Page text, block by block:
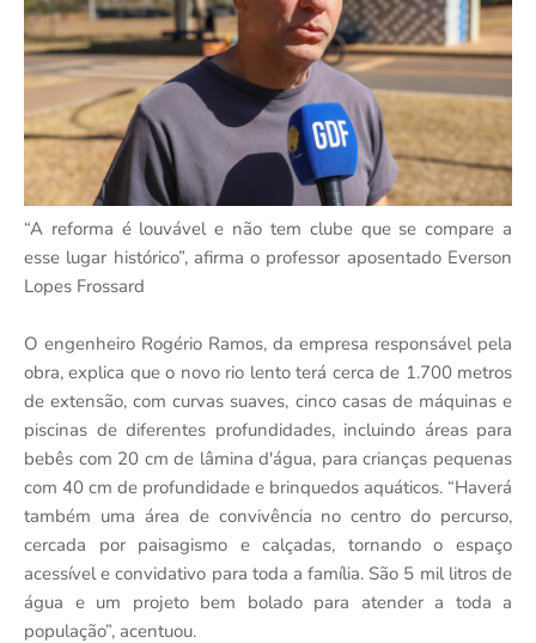
“A reforma é louvável e não tem clube que se compare a
esse lugar histórico”, afirma o professor aposentado Everson
Lopes Frossard
O engenheiro Rogério Ramos, da empresa responsável pela
obra, explica que o novo rio lento terá cerca de 1.700 metros
de extensão, com curvas suaves, cinco casas de máquinas e
piscinas de diferentes profundidades, incluindo áreas para
bebês com 20 cm de lâmina d'água, para crianças pequenas
com 40 cm de profundidade e brinquedos aquáticos. “Haverá
também uma área de convivência no centro do percurso,
cercada por paisagismo e calçadas, tornando o espaço
acessível e convidativo para toda a família. São 5 mil litros de
água e um projeto bem bolado para atender a toda a
população”, acentuou.